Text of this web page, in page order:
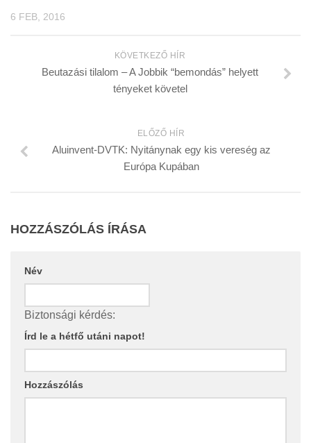
6 FEB, 2016
KÖVETKEZŐ HÍR
Beutazási tilalom – A Jobbik “bemondás” helyett
tényeket követel
ELŐZŐ HÍR
Aluinvent-DVTK: Nyitánynak egy kis vereség az
Európa Kupában
HOZZÁSZÓLÁS ÍRÁSA
Név
Biztonsági kérdés:
Írd le a hétfő utáni napot!
Hozzászólás